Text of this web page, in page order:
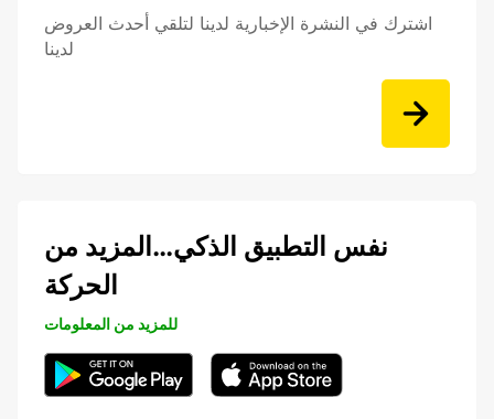
اشترك في النشرة الإخبارية لدينا لتلقي أحدث العروض
لدينا
نفس التطبيق الذكي…المزيد من
الحركة
للمزيد من المعلومات